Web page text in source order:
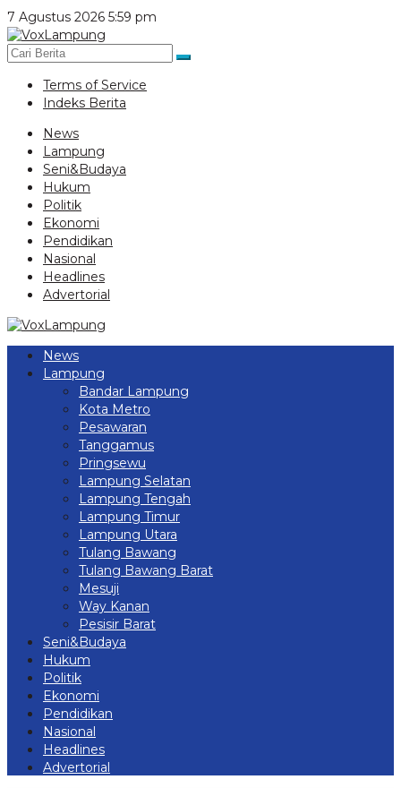
Lewati
ke
konten
7 Agustus 2026 5:59 pm
Terms of Service
Indeks Berita
News
Lampung
Seni&Budaya
Hukum
Politik
Ekonomi
Pendidikan
Nasional
Headlines
Advertorial
News
Lampung
Bandar Lampung
Kota Metro
Pesawaran
Tanggamus
Pringsewu
Lampung Selatan
Lampung Tengah
Lampung Timur
Lampung Utara
Tulang Bawang
Tulang Bawang Barat
Mesuji
Way Kanan
Pesisir Barat
Seni&Budaya
Hukum
Politik
Ekonomi
Pendidikan
Nasional
Headlines
Advertorial